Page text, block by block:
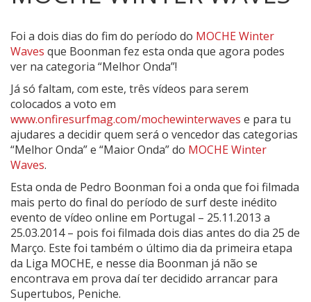
Foi a dois dias do fim do período do MOCHE Winter
Waves que Boonman fez esta onda que agora podes
ver na categoria “Melhor Onda”!
Já só faltam, com este, três vídeos para serem
colocados a voto em
www.onfiresurfmag.com/mochewinterwaves e para tu
ajudares a decidir quem será o vencedor das categorias
“Melhor Onda” e “Maior Onda” do MOCHE Winter
Waves.
Esta onda de Pedro Boonman foi a onda que foi filmada
mais perto do final do período de surf deste inédito
evento de vídeo online em Portugal – 25.11.2013 a
25.03.2014 – pois foi filmada dois dias antes do dia 25 de
Março. Este foi também o último dia da primeira etapa
da Liga MOCHE, e nesse dia Boonman já não se
encontrava em prova daí ter decidido arrancar para
Supertubos, Peniche.